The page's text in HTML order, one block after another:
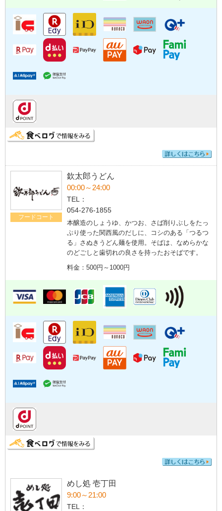
フードコート
欽太郎うどん
00:00～24:00
TEL：
054-276-1855
本醸造のしょうゆ、かつお、さば削りぶしをたっ
ぷり使った関西風のだしに、コシのある「つるつ
る」さぬきうどん麺を使用。そばは、なめらかな
のどごしと歯切れの良さを持ったおそばです。
料金：500円～1000円
めし処 壱丁田
9:00～21:00
TEL：